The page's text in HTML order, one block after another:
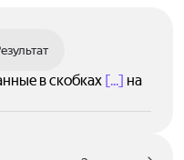
в скобках [...] на